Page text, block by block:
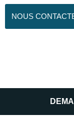
NOUS